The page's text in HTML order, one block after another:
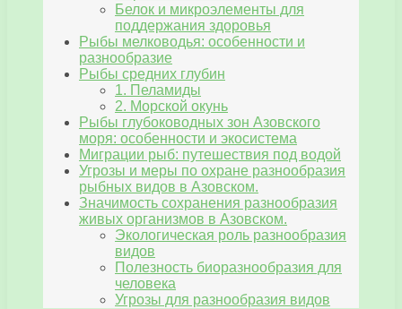
Белок и микроэлементы для
поддержания здоровья
Рыбы мелководья: особенности и
разнообразие
Рыбы средних глубин
1. Пеламиды
2. Морской окунь
Рыбы глубоководных зон Азовского
моря: особенности и экосистема
Миграции рыб: путешествия под водой
Угрозы и меры по охране разнообразия
рыбных видов в Азовском.
Значимость сохранения разнообразия
живых организмов в Азовском.
Экологическая роль разнообразия
видов
Полезность биоразнообразия для
человека
Угрозы для разнообразия видов